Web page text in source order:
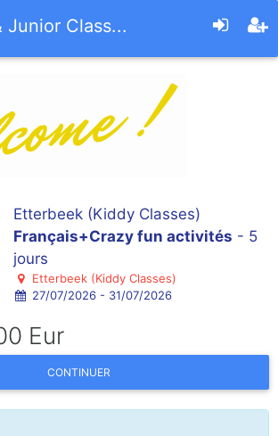
Junior Class...
Etterbeek (Kiddy Classes)
Français+Crazy fun activités - 5
jours
Etterbeek (Kiddy Classes)
27/07/2026 - 31/07/2026
Eur
CONTINUER